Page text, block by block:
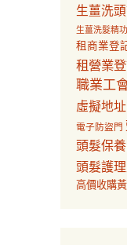
生薑洗
生薑洗髮精
租商業登
租營業
職業工
虛擬地
電子防盜門
頭髮保
頭髮護
高價收購